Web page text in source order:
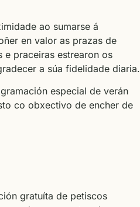
ao sumarse á
en valor as prazas de
praceiras estrearon os
a súa fidelidade diaria.
especial de verán
co obxectivo de encher de
gratuíta de petiscos